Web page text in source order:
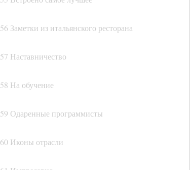
56 Заметки из итальянского ресторана
57 Наставничество
58 На обучение
59 Одаренные программисты
60 Иконы отрасли